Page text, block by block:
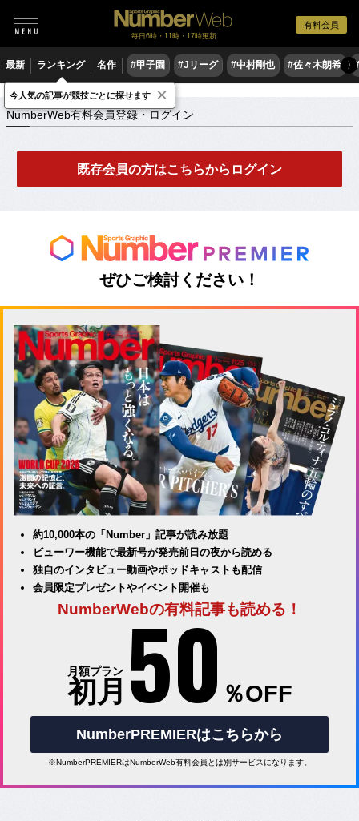
有料会員
毎日6時・11時・17時更新
最新 ランキング 名作 #甲子園 #Jリーグ #中村剛也 #佐々木朗希 〉
NumberWeb有料会員登録・ログイン
NumberWeb有料会員登録・ログイン
既存会員の方はこちらからログイン
ぜひご検討ください！
約10,000本の「Number」記事が読み放題
ビューワー機能で最新号が発売前日の夜から読める
独自のインタビュー動画やポッドキャストも配信
会員限定プレゼントやイベント開催も
NumberWebの有料記事も読める！
月額プラン
初月 50 ％OFF
NumberPREMIERはこちらから
※NumberPREMIERはNumberWeb有料会員とは別サービスになります。
今人気の記事が競技ごとに探せます ×